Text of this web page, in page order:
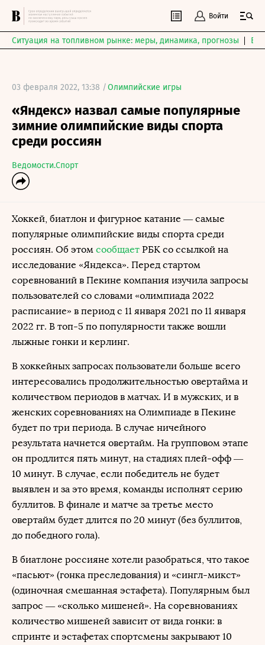
Войти
Ситуация на топливном рынке: меры, динамика, прогнозы
03 февраля 2022, 13:38 /Олимпийские игры
«Яндекс» назвал самые популярные
зимние олимпийские виды спорта
среди россиян
Ведомости.Спорт
Хоккей, биатлон и фигурное катание — самые
популярные олимпийские виды спорта среди
россиян. Об этом сообщает РБК со ссылкой на
исследование «Яндекса». Перед стартом
соревнований в Пекине компания изучила запросы
пользователей со словами «олимпиада 2022
расписание» в период с 11 января 2021 по 11 января
2022 гг. В топ-5 по популярности также вошли
лыжные гонки и керлинг.
В хоккейных запросах пользователи больше всего
интересовались продолжительностью овертайма и
количеством периодов в матчах. И в мужских, и в
женских соревнованиях на Олимпиаде в Пекине
будет по три периода. В случае ничейного
результата начнется овертайм. На групповом этапе
он продлится пять минут, на стадиях плей-офф —
10 минут. В случае, если победитель не будет
выявлен и за это время, команды исполнят серию
буллитов. В финале и матче за третье место
овертайм будет длится по 20 минут (без буллитов,
до победного гола).
В биатлоне россияне хотели разобраться, что такое
«пасьют» (гонка преследования) и «сингл-микст»
(одиночная смешанная эстафета). Популярным был
запрос — «сколько мишеней». На соревнованиях
количество мишеней зависит от вида гонки: в
спринте и эстафетах спортсмены закрывают 10